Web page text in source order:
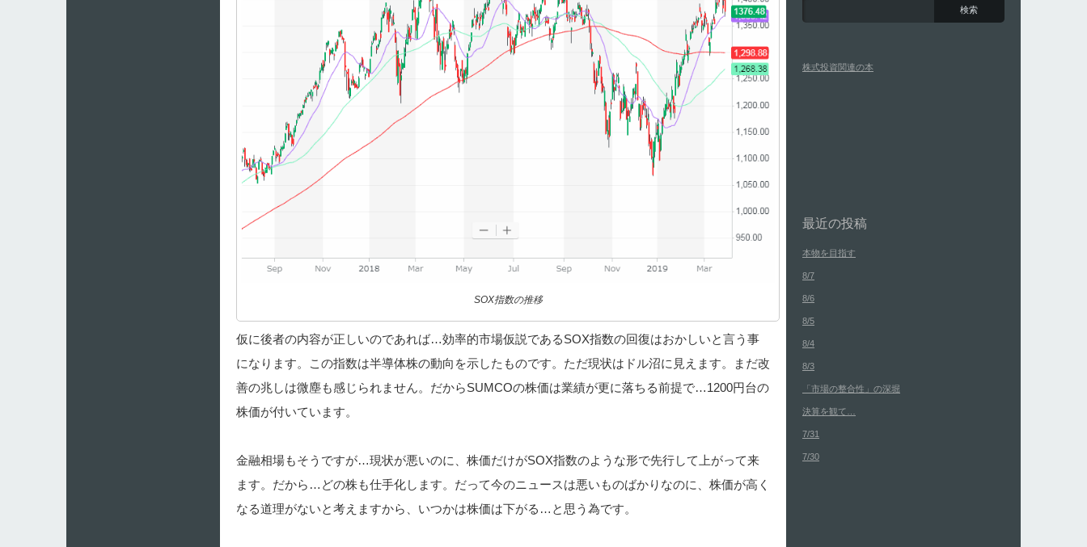
SOX指数の推移
仮に後者の内容が正しいのであれば…効率的市場仮説であるSOX指数の回復はおかしいと言う事
になります。この指数は半導体株の動向を示したものです。ただ現状はドル沼に見えます。まだ改
善の兆しは微塵も感じられません。だからSUMCOの株価は業績が更に落ちる前提で…1200円台の
株価が付いています。
金融相場もそうですが…現状が悪いのに、株価だけがSOX指数のような形で先行して上がって来
ます。だから…どの株も仕手化します。だって今のニュースは悪いものばかりなのに、株価が高く
なる道理がないと考えますから、いつかは株価は下がる…と思う為です。
株式投資関連の本
最近の投稿
本物を目指す
8/7
8/6
8/5
8/4
8/3
「市場の整合性」の深堀
決算を観て…
7/31
7/30